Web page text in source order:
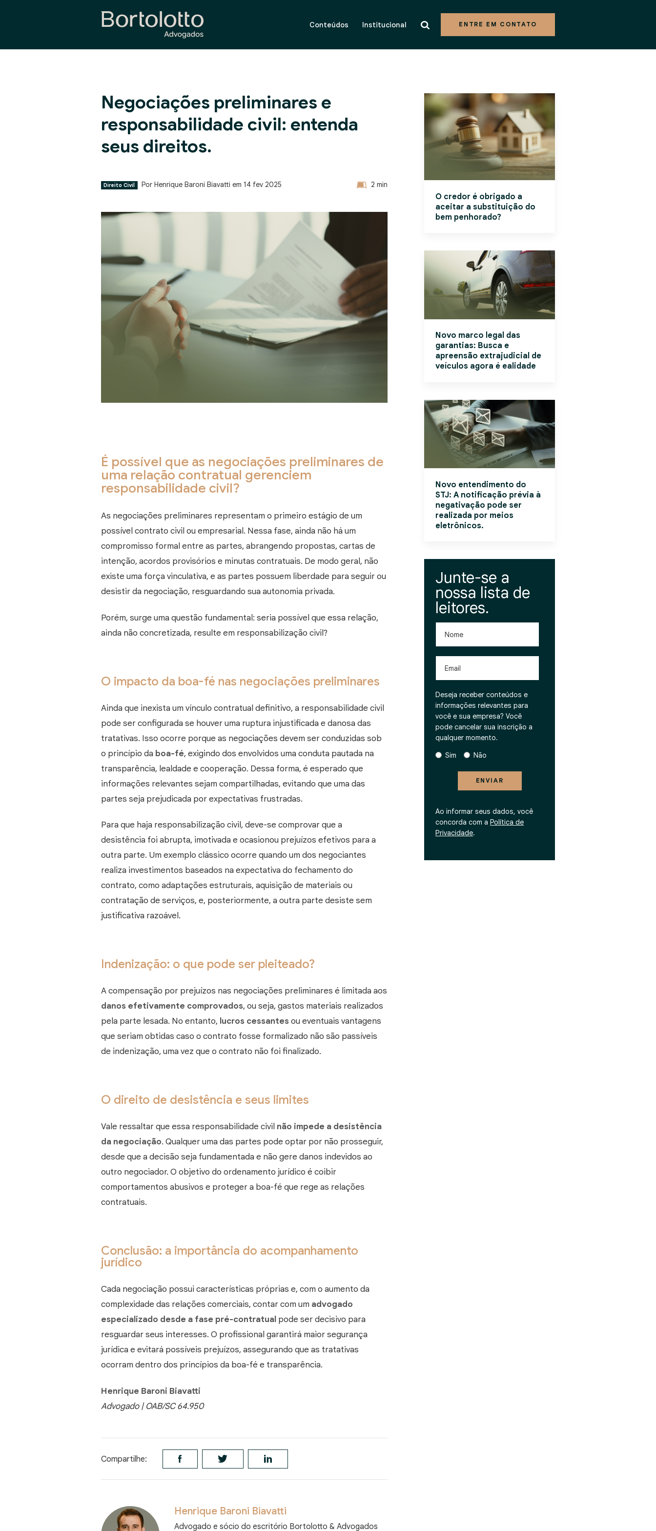
Conteúdos Institucional ENTRE EM CONTATO
Negociações preliminares e
responsabilidade civil: entenda
seus direitos.
Direito Civil Por Henrique Baroni Biavatti em14 fev 2025 2 min
É possível que as negociações preliminares de
uma relação contratual gerenciem
responsabilidade civil?
As negociações preliminares representam o primeiro estágio de um
possível contrato civil ou empresarial. Nessa fase, ainda não há um
compromisso formal entre as partes, abrangendo propostas, cartas de
intenção, acordos provisórios e minutas contratuais. De modo geral, não
existe uma força vinculativa, e as partes possuem liberdade para seguir ou
desistir da negociação, resguardando sua autonomia privada.
Porém, surge uma questão fundamental: seria possível que essa relação,
ainda não concretizada, resulte em responsabilização civil?
O impacto da boa-fé nas negociações preliminares
Ainda que inexista um vínculo contratual definitivo, a responsabilidade civil
pode ser configurada se houver uma ruptura injustificada e danosa das
tratativas. Isso ocorre porque as negociações devem ser conduzidas sob
o princípio da boa-fé, exigindo dos envolvidos uma conduta pautada na
transparência, lealdade e cooperação. Dessa forma, é esperado que
informações relevantes sejam compartilhadas, evitando que uma das
partes seja prejudicada por expectativas frustradas.
Para que haja responsabilização civil, deve-se comprovar que a
desistência foi abrupta, imotivada e ocasionou prejuízos efetivos para a
outra parte. Um exemplo clássico ocorre quando um dos negociantes
realiza investimentos baseados na expectativa do fechamento do
contrato, como adaptações estruturais, aquisição de materiais ou
contratação de serviços, e, posteriormente, a outra parte desiste sem
justificativa razoável.
Indenização: o que pode ser pleiteado?
A compensação por prejuízos nas negociações preliminares é limitada aos
danos efetivamente comprovados, ou seja, gastos materiais realizados
pela parte lesada. No entanto, lucros cessantesou eventuais vantagens
que seriam obtidas caso o contrato fosse formalizado não são passíveis
de indenização, uma vez que o contrato não foi finalizado.
O direito de desistência e seus limites
Vale ressaltar que essa responsabilidade civil não impede a desistência
da negociação. Qualquer uma das partes pode optar por não prosseguir,
desde que a decisão seja fundamentada e não gere danos indevidos ao
outro negociador. O objetivo do ordenamento jurídico é coibir
comportamentos abusivos e proteger a boa-fé que rege as relações
contratuais.
Conclusão: a importância do acompanhamento
jurídico
Cada negociação possui características próprias e, com o aumento da
complexidade das relações comerciais, contar com um advogado
especializado desde a fase pré-contratual pode ser decisivo para
resguardar seus interesses. O profissional garantirá maior segurança
jurídica e evitará possíveis prejuízos, assegurando que as tratativas
ocorram dentro dos princípios da boa-fé e transparência.
Henrique Baroni Biavatti
Advogado | OAB/SC 64.950
Compartilhe:
Henrique Baroni Biavatti
Advogado e sócio do escritório Bortolotto & Advogados
O credor é obrigado a
aceitar a substituição do
bem penhorado?
Novo marco legal das
garantias: Busca e
apreensão extrajudicial de
veículos agora é ealidade
Novo entendimento do
STJ: A notificação prévia à
negativação pode ser
realizada por meios
eletrônicos.
Junte-se a
nossa lista de
leitores.
Deseja receber conteúdos e
informações relevantes para
você e sua empresa? Você
pode cancelar sua inscrição a
qualquer momento.
Sim
Não
ENVIAR
Ao informar seus dados, você
concorda com a Política de
Privacidade.